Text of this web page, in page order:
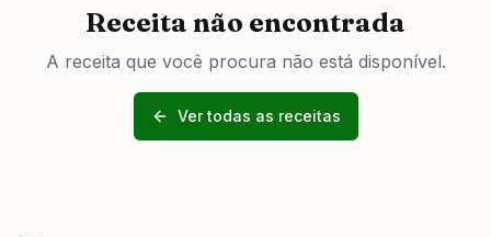
Receita não encontrada
A receita que você procura não está disponível.
Ver todas as receitas